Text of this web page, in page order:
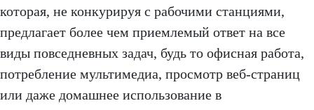
которая, не конкурируя с рабочими станциями,
предлагает более чем приемлемый ответ на все
виды повседневных задач, будь то офисная работа,
потребление мультимедиа, просмотр веб-страниц
или даже домашнее использование в